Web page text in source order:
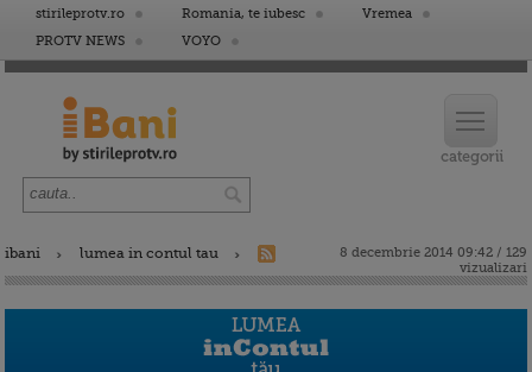
stirileprotv.ro Romania, te iubesc
Vremea
PROTV NEWS
VOYO
ibani lumea in contul tau
8 decembrie 2014 09:42 / 129
vizualizari